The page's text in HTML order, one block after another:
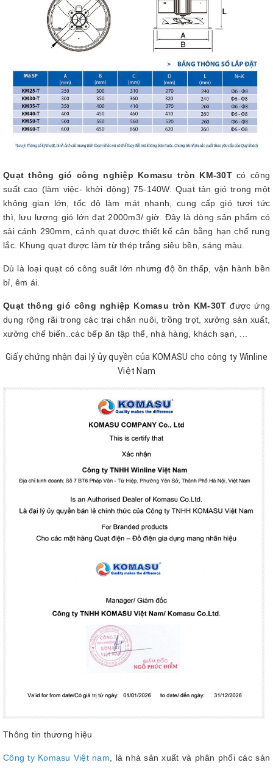
Quạt thông gió công nghiệp Komasu tròn KM-30Tcó công
suất cao (làm việc- khởi động) 75-140W. Quạt tản gió trong một
không gian lớn, tốc độ làm mát nhanh, cung cấp gió tươi tức
thì, lưu lượng gió lớn đạt 2000m3/ giờ. Đây là dòng sản phẩm có
sải cánh 290mm, cánh quạt được thiết kế cân bằng hạn chế rung
lắc. Khung quạt được làm từ thép trắng siêu bền, sáng màu.
Dù là loại quạt có công suất lớn nhưng độ ồn thấp, vận hành bền
bỉ, êm ái.
Quạt thông gió công nghiệp Komasu tròn KM-30Tđược ứng
dụng rộng rãi trong các trại chăn nuôi, trồng trọt, xưởng sản xuất,
xưởng chế biến..các bếp ăn tập thể, nhà hàng, khách sạn, ...
Giấy chứng nhận đại lý ủy quyền của KOMASU cho công ty Winline
Việt Nam
Thông tin thương hiệu
Công ty Komasu Việt nam , là nhà sản xuất và phân phối các sản